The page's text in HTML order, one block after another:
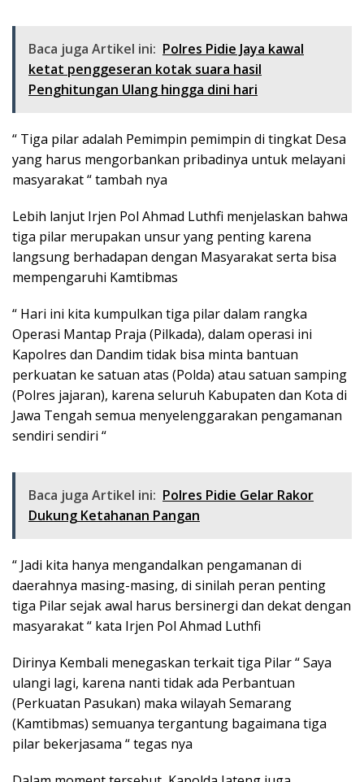
Baca juga Artikel ini: Polres Pidie Jaya kawal
ketat penggeseran kotak suara hasil
Penghitungan Ulang hingga dini hari
“ Tiga pilar adalah Pemimpin pemimpin di tingkat Desa
yang harus mengorbankan pribadinya untuk melayani
masyarakat “ tambah nya
Lebih lanjut Irjen Pol Ahmad Luthfi menjelaskan bahwa
tiga pilar merupakan unsur yang penting karena
langsung berhadapan dengan Masyarakat serta bisa
mempengaruhi Kamtibmas
“ Hari ini kita kumpulkan tiga pilar dalam rangka
Operasi Mantap Praja (Pilkada), dalam operasi ini
Kapolres dan Dandim tidak bisa minta bantuan
perkuatan ke satuan atas (Polda) atau satuan samping
(Polres jajaran), karena seluruh Kabupaten dan Kota di
Jawa Tengah semua menyelenggarakan pengamanan
sendiri sendiri “
Baca juga Artikel ini: Polres Pidie Gelar Rakor
Dukung Ketahanan Pangan
“ Jadi kita hanya mengandalkan pengamanan di
daerahnya masing-masing, di sinilah peran penting
tiga Pilar sejak awal harus bersinergi dan dekat dengan
masyarakat “ kata Irjen Pol Ahmad Luthfi
Dirinya Kembali menegaskan terkait tiga Pilar “ Saya
ulangi lagi, karena nanti tidak ada Perbantuan
(Perkuatan Pasukan) maka wilayah Semarang
(Kamtibmas) semuanya tergantung bagaimana tiga
pilar bekerjasama “ tegas nya